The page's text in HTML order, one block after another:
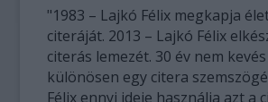
"1983 – Lajkó Félix megkapja
citeráját. 2013 – Lajkó Félix
citerás lemezét. 30 év nem
különösen egy citera
Félix ennyi ideje használja azt a